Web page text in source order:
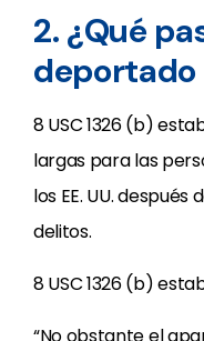
2. ¿Qué
deportado
8 USC 1326 (b)
largas para las
los EE. UU.
delitos.
8 USC 1326 (b)